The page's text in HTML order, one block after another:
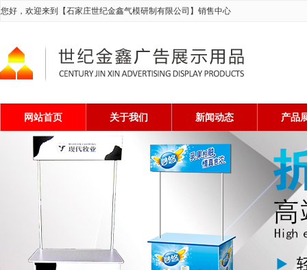
您好，欢迎来到【石家庄世纪金鑫气模研制有限公司】销售中心
网站首页 关于我们 新闻动态 产品